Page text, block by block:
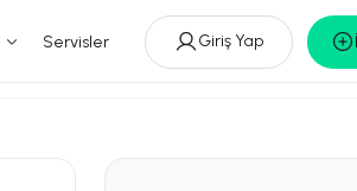
Servisler Giriş Yap